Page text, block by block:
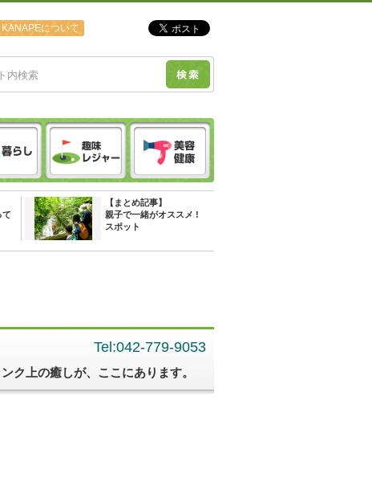
KANAPEについて
て
【まとめ記事】
親子で一緒がオススメ !
スポット
Tel:042-779-9053
ク上の癒しが、ここにあります。